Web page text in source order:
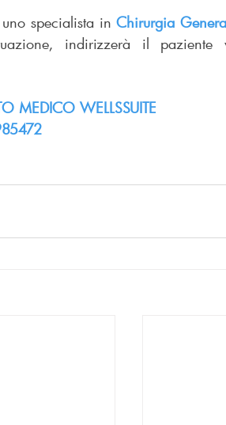
specialista in Chirurgia
indirizzerà il paziente
MEDICO WELLSSUITE